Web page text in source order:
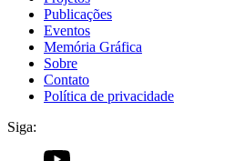
Publicações
Eventos
Memória Gráfica
Sobre
Contato
Política de privacidade
Siga: